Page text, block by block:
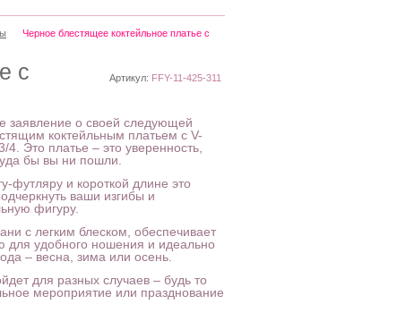
с
Артикул: FFY-11-425-311
заявление о своей следующей
коктейльным платьем с V-
Это платье – это уверенность,
бы вы ни пошли.
футляру и короткой длине это
ваши изгибы и
фигуру.
с легким блеском, обеспечивает
удобного ношения и идеально
– весна, зима или осень.
для разных случаев – будь то
мероприятие или празднование
Черное блестящее коктейльное платье с